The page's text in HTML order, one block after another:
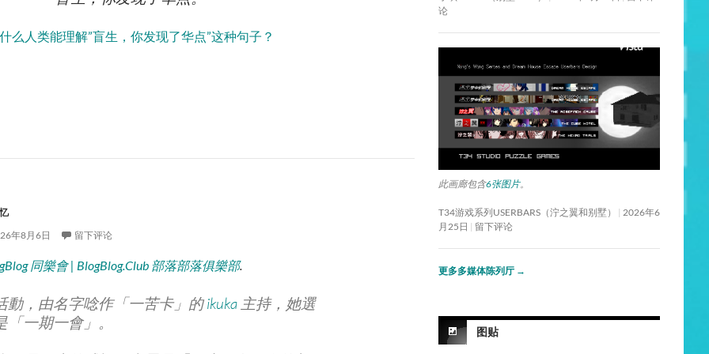
么人类能理解”盲生，你发现了华点”这种句子？
年8月6日
留下评论
同樂會 | BlogBlog.Club 部落部落俱樂部.
動，由名字唸作「一苦卡」的ikuka 主持，她選
一期一會」。
论
此画廊包含6张图片。
T34游戏系列USERBARS（泞之翼和别墅）
2026年6
月25日
留下评论
更多多媒体陈列厅 →
图贴